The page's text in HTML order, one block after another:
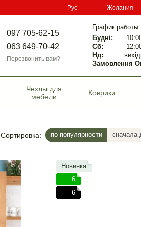
Рус Желания
097 705-62-15
063 649-70-42
Перезвонить вам?
График работы:
Будні:
Сб:
Нд:
Замовлення
Чехлы для
мебели
Коврики
Сортировка: по популярности сначала
Новинка
6
6